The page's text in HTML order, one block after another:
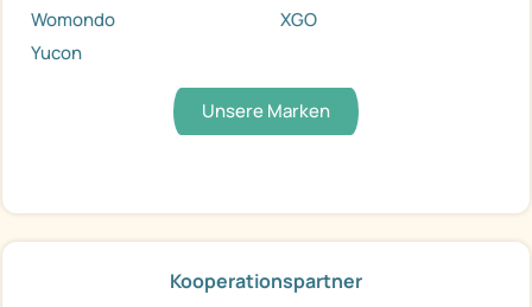
Womondo
XGO
Yucon
Unsere Marken
Kooperationspartner